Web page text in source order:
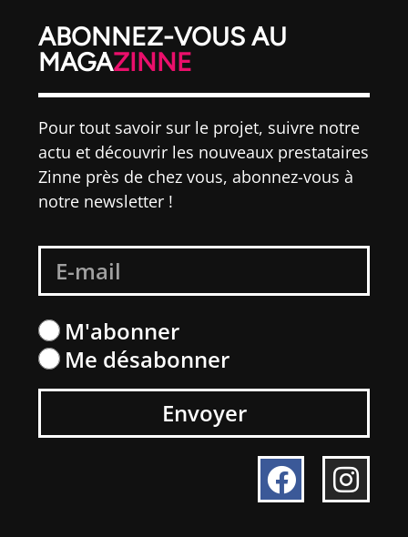
ABONNEZ-VOUS AU
MAGAZINNE
Pour tout savoir sur le projet, suivre notre
actu et découvrir les nouveaux prestataires
Zinne près de chez vous, abonnez-vous à
notre newsletter !
M'abonner
Me désabonner
Envoyer